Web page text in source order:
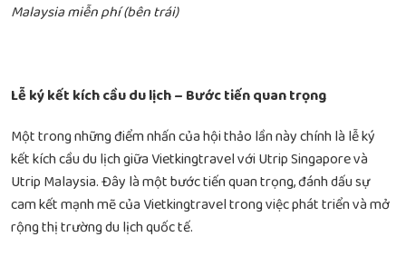
Malaysia miễn phí (bên trái)
Lễ ký kết kích cầu du lịch – Bước tiến quan trọng
Một trong những điểm nhấn của hội thảo lần này chính là lễ ký
kết kích cầu du lịch giữa Vietkingtravel với Utrip Singapore và
Utrip Malaysia. Đây là một bước tiến quan trọng, đánh dấu sự
cam kết mạnh mẽ của Vietkingtravel trong việc phát triển và mở
rộng thị trường du lịch quốc tế.